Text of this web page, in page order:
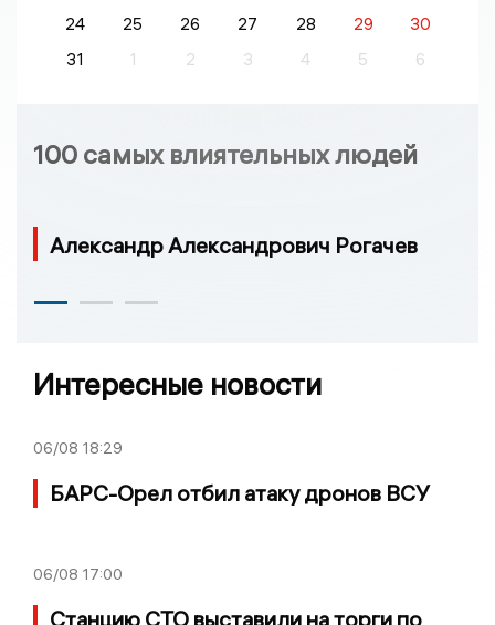
24
25 26 27 28 29
30
31
1 2 3 4 5 6
100 самых влиятельных людей
Александр Александрович Рогачев
Интересные новости
06/08 18:29
БАРС-Орел отбил атаку дронов ВСУ
06/08 17:00
Станцию СТО выставили на торги по